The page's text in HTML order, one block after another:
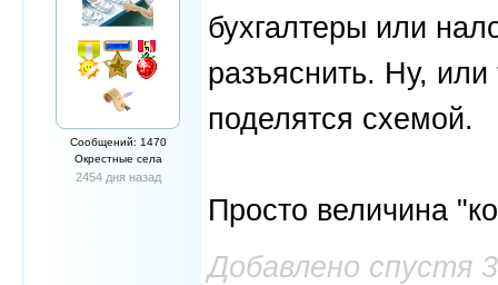
Сообщений: 1470
Окрестные села
2454 дня назад
бухгалтеры или
разъяснить. Ну, или
поделятся схемой.
Просто величина
Добавлено спустя